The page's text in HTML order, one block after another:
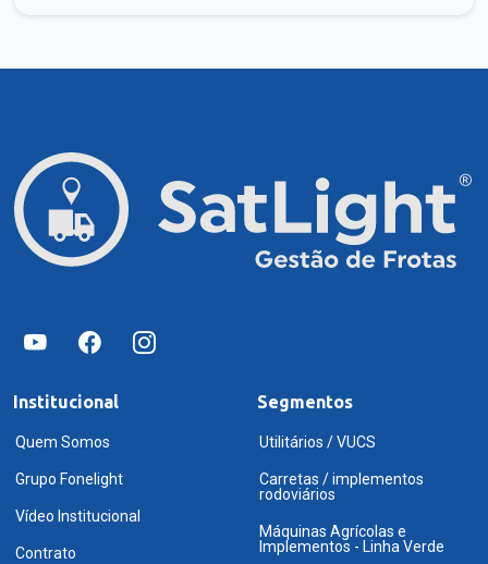
Institucional
Quem Somos
Grupo Fonelight
Vídeo Institucional
Contrato
Segmentos
Utilitários / VUCS
Carretas / implementos
rodoviários
Máquinas Agrícolas e
Implementos - Linha Verde